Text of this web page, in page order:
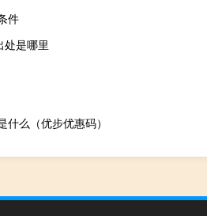
件
处是哪里
什么（优步优惠码）